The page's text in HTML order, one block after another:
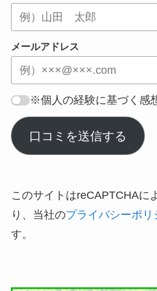
メールアドレス
※個人の経験に基づく感
口コミを送信する
このサイトはreCAPTCHAに
り、当社のプライバシーポリ
す。